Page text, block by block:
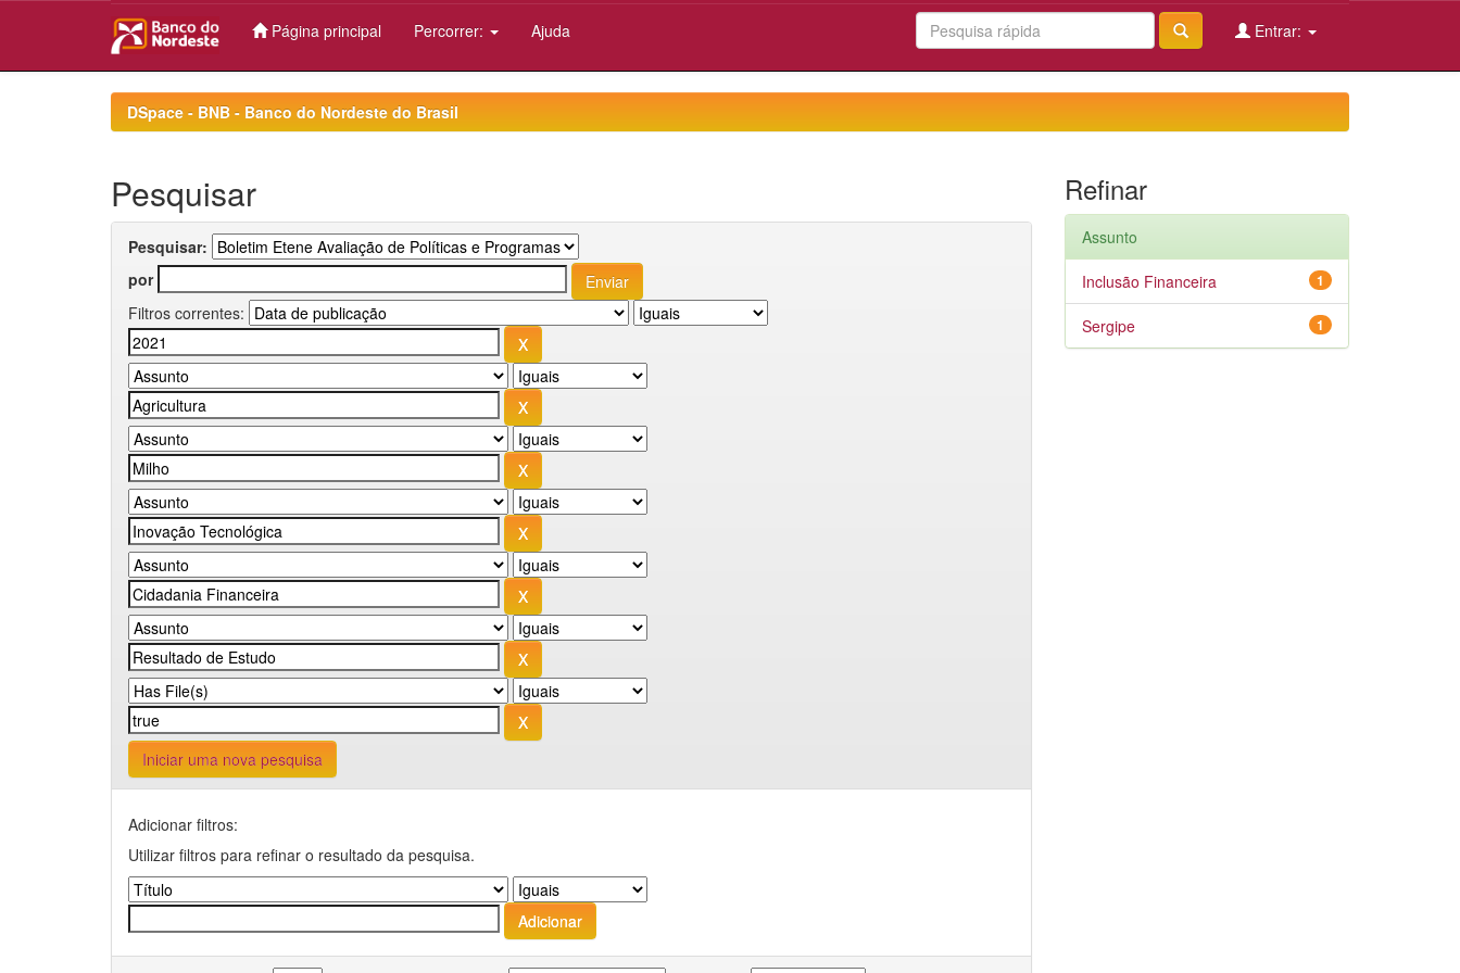
Página principal Percorrer: Ajuda Entrar:
DSpace - BNB - Banco do Nordeste do Brasil
Pesquisar
Pesquisar:
por
Filtros correntes:
Iniciar uma nova pesquisa
Adicionar filtros:
Utilizar filtros para refinar o resultado da pesquisa.
Refinar
Assunto
1
Inclusão Financeira
1
Sergipe